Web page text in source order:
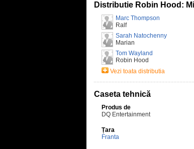
Distributie Robin Hood:
Marc Thompson
Ralf
Sarah Natochenny
Marian
Tom Wayland
Robin Hood
Vezi toata distributia
Caseta tehnică
Produs de
DQ Entertainment
Țara
Franta